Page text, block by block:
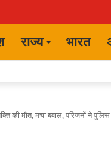
राज्य भारत
की मौत, मचा बवाल, परिजनों ने